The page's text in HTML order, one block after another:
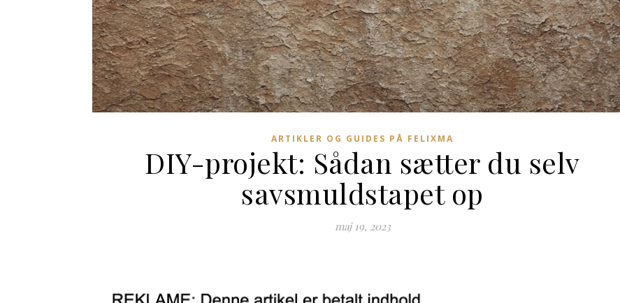
ARTIKLER OG GUIDES PÅ FELIXMA
DIY-projekt: Sådan sætter du selv
savsmuldstapet op
maj 19, 2023